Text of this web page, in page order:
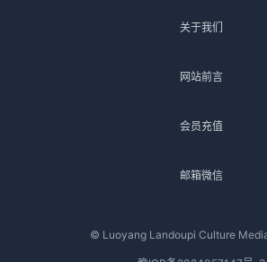
关于我们
网站前言
会员充值
邮箱微信
© Luoyang Landoupi Culture